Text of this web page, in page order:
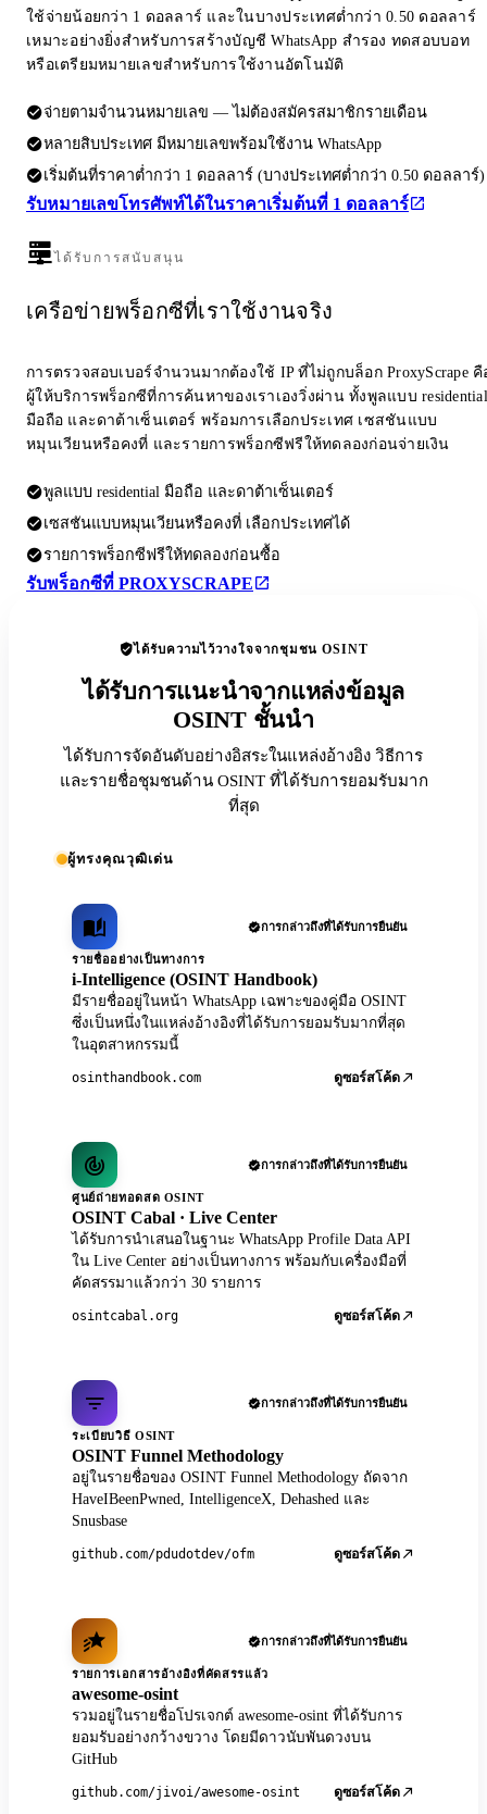
ใช้จ่ายน้อยกว่า 1 ดอลลาร์ และในบางประเทศต่ำกว่า 0.50 ดอลลาร์
เหมาะอย่างยิ่งสำหรับการสร้างบัญชี WhatsApp สำรอง ทดสอบบอท
หรือเตรียมหมายเลขสำหรับการใช้งานอัตโนมัติ
จ่ายตามจำนวนหมายเลข — ไม่ต้องสมัครสมาชิกรายเดือน
หลายสิบประเทศ มีหมายเลขพร้อมใช้งาน WhatsApp
เริ่มต้นที่ราคาต่ำกว่า 1 ดอลลาร์ (บางประเทศต่ำกว่า 0.50 ดอลลาร์)
รับหมายเลขโทรศัพท์ได้ในราคาเริ่มต้นที่ 1 ดอลลาร์
ได้รับการสนับสนุน
เครือข่ายพร็อกซีที่เราใช้งานจริง
การตรวจสอบเบอร์จำนวนมากต้องใช้ IP ที่ไม่ถูกบล็อก ProxyScrape คื
ผู้ให้บริการพร็อกซีที่การค้นหาของเราเองวิ่งผ่าน ทั้งพูลแบบ residential
มือถือ และดาต้าเซ็นเตอร์ พร้อมการเลือกประเทศ เซสชันแบบ
หมุนเวียนหรือคงที่ และรายการพร็อกซีฟรีให้ทดลองก่อนจ่ายเงิน
พูลแบบ residential มือถือ และดาต้าเซ็นเตอร์
เซสชันแบบหมุนเวียนหรือคงที่ เลือกประเทศได้
รายการพร็อกซีฟรีให้ทดลองก่อนซื้อ
รับพร็อกซีที่ PROXYSCRAPE
ได้รับความไว้วางใจจากชุมชน OSINT
ได้รับการแนะนำจากแหล่งข้อมูล
OSINT ชั้นนำ
ได้รับการจัดอันดับอย่างอิสระในแหล่งอ้างอิง วิธีการ
และรายชื่อชุมชนด้าน OSINT ที่ได้รับการยอมรับมาก
ที่สุด
ผู้ทรงคุณวุฒิเด่น
การกล่าวถึงที่ได้รับการยืนยัน
รายชื่ออย่างเป็นทางการ
i-Intelligence (OSINT Handbook)
มีรายชื่ออยู่ในหน้า WhatsApp เฉพาะของคู่มือ OSINT
ซึ่งเป็นหนึ่งในแหล่งอ้างอิงที่ได้รับการยอมรับมากที่สุด
ในอุตสาหกรรมนี้
osinthandbook.com ดูซอร์สโค้ด
การกล่าวถึงที่ได้รับการยืนยัน
ศูนย์ถ่ายทอดสด OSINT
OSINT Cabal · Live Center
ได้รับการนำเสนอในฐานะ WhatsApp Profile Data API
ใน Live Center อย่างเป็นทางการ พร้อมกับเครื่องมือที่
คัดสรรมาแล้วกว่า 30 รายการ
osintcabal.org ดูซอร์สโค้ด
การกล่าวถึงที่ได้รับการยืนยัน
ระเบียบวิธี OSINT
OSINT Funnel Methodology
อยู่ในรายชื่อของ OSINT Funnel Methodology ถัดจาก
HaveIBeenPwned, IntelligenceX, Dehashed และ
Snusbase
github.com/pdudotdev/ofm ดูซอร์สโค้ด
การกล่าวถึงที่ได้รับการยืนยัน
รายการเอกสารอ้างอิงที่คัดสรรแล้ว
awesome-osint
รวมอยู่ในรายชื่อโปรเจกต์ awesome-osint ที่ได้รับการ
ยอมรับอย่างกว้างขวาง โดยมีดาวนับพันดวงบน
GitHub
github.com/jivoi/awesome-osint ดูซอร์สโค้ด